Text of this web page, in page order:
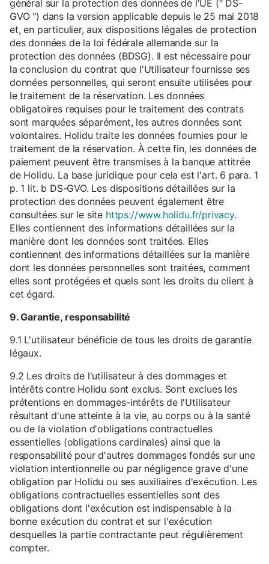
général sur la protection des données de l'UE (" DS-
GVO ") dans la version applicable depuis le 25 mai 2018
et, en particulier, aux dispositions légales de protection
des données de la loi fédérale allemande sur la
protection des données (BDSG). Il est nécessaire pour
la conclusion du contrat que l'Utilisateur fournisse ses
données personnelles, qui seront ensuite utilisées pour
le traitement de la réservation. Les données
obligatoires requises pour le traitement des contrats
sont marquées séparément, les autres données sont
volontaires. Holidu traite les données fournies pour le
traitement de la réservation. À cette fin, les données de
paiement peuvent être transmises à la banque attitrée
de Holidu. La base juridique pour cela est l'art. 6 para. 1
p. 1 lit. b DS-GVO. Les dispositions détaillées sur la
protection des données peuvent également être
consultées sur le site https://www.holidu.fr/privacy.
Elles contiennent des informations détaillées sur la
manière dont les données sont traitées. Elles
contiennent des informations détaillées sur la manière
dont les données personnelles sont traitées, comment
elles sont protégées et quels sont les droits du client à
cet égard.
9. Garantie, responsabilité
9.1 L'utilisateur bénéficie de tous les droits de garantie
légaux.
9.2 Les droits de l'utilisateur à des dommages et
intérêts contre Holidu sont exclus. Sont exclues les
prétentions en dommages-intérêts de l'Utilisateur
résultant d'une atteinte à la vie, au corps ou à la santé
ou de la violation d'obligations contractuelles
essentielles (obligations cardinales) ainsi que la
responsabilité pour d'autres dommages fondés sur une
violation intentionnelle ou par négligence grave d'une
obligation par Holidu ou ses auxiliaires d'exécution. Les
obligations contractuelles essentielles sont des
obligations dont l'exécution est indispensable à la
bonne exécution du contrat et sur l'exécution
desquelles la partie contractante peut régulièrement
compter.